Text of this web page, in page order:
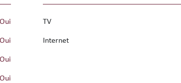
oui
oui
oui
oui
TV
Internet